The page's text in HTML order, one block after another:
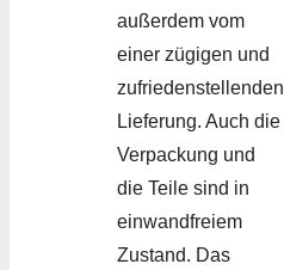
außerdem vom
einer zügigen und
zufriedenstellenden
Lieferung. Auch die
Verpackung und
die Teile sind in
einwandfreiem
Zustand. Das